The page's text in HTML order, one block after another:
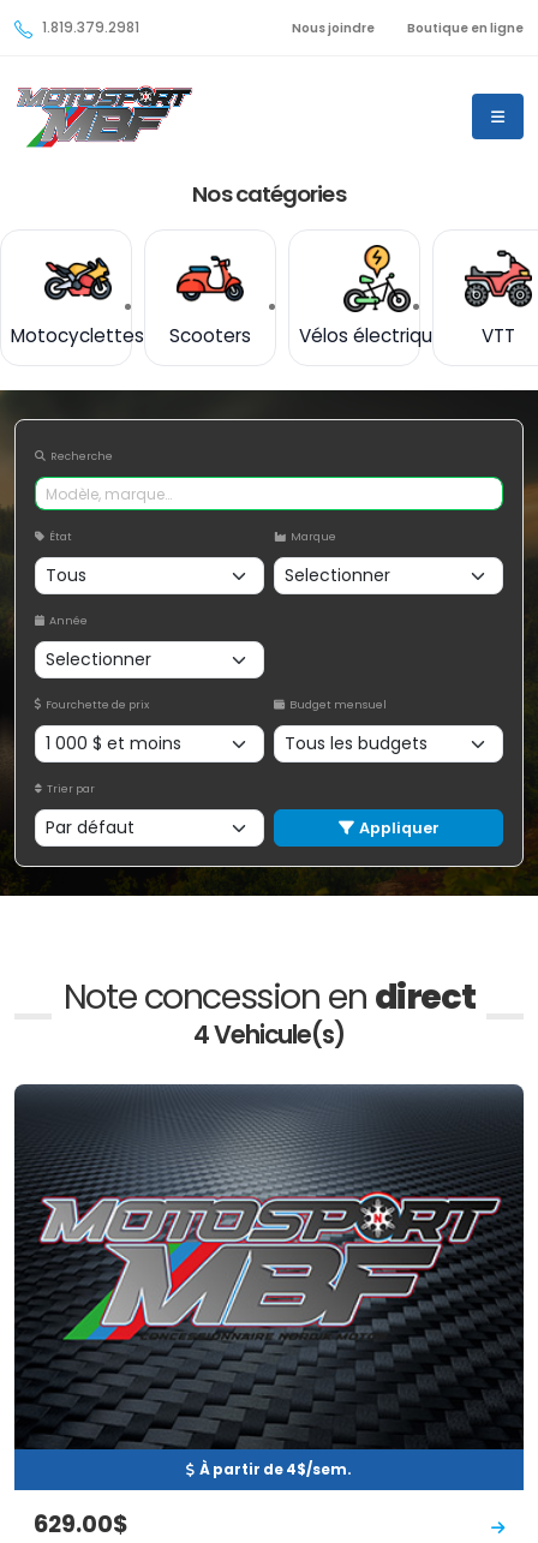
1.819.379.2981 Nous joindre Boutique en ligne
Nos catégories
Motocyclettes Scooters Vélos électriques VTT
Recherche
État Marque
Année
Fourchette de prix Budget mensuel
Trier par
Appliquer
Note concession en direct
4 Vehicule(s)
Neuf
À partir de 4$/sem.
629.00$